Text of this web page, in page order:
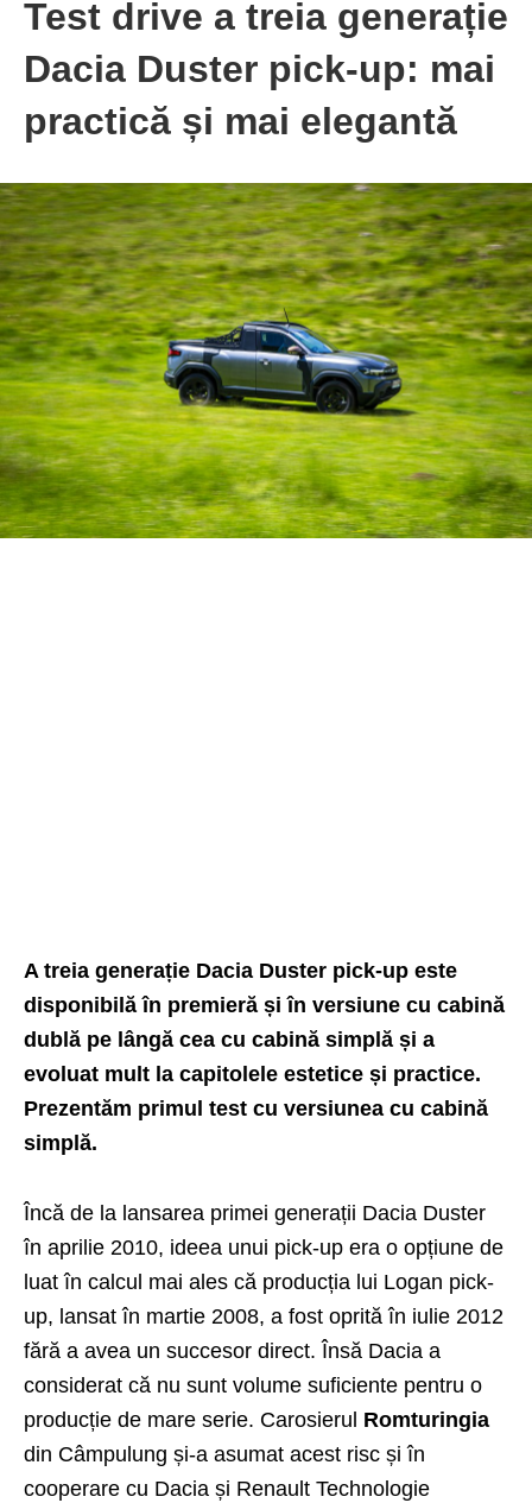
Test drive a treia generație
Dacia Duster pick-up: mai
practică și mai elegantă
A treia generație Dacia Duster pick-up este
disponibilă în premieră și în versiune cu cabină
dublă pe lângă cea cu cabină simplă și a
evoluat mult la capitolele estetice și practice.
Prezentăm primul test cu versiunea cu cabină
simplă.
Încă de la lansarea primei generații Dacia Duster
în aprilie 2010, ideea unui pick-up era o opțiune de
luat în calcul mai ales că producția lui Logan pick-
up, lansat în martie 2008, a fost oprită în iulie 2012
fără a avea un succesor direct. Însă Dacia a
considerat că nu sunt volume suficiente pentru o
producție de mare serie. Carosierul Romturingia
din Câmpulung și-a asumat acest risc și în
cooperare cu Dacia și Renault Technologie